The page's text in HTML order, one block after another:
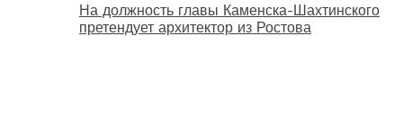
На должность главы Каменска-Шахтинского
претендует архитектор из Ростова